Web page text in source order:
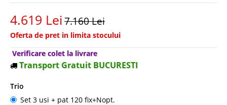
4.619 Lei7.160 Lei
Oferta de pret in limita stocului
Verificare colet la livrare
Transport Gratuit BUCURESTI
Trio
Set 3 usi + pat 120 fix+Nopt.